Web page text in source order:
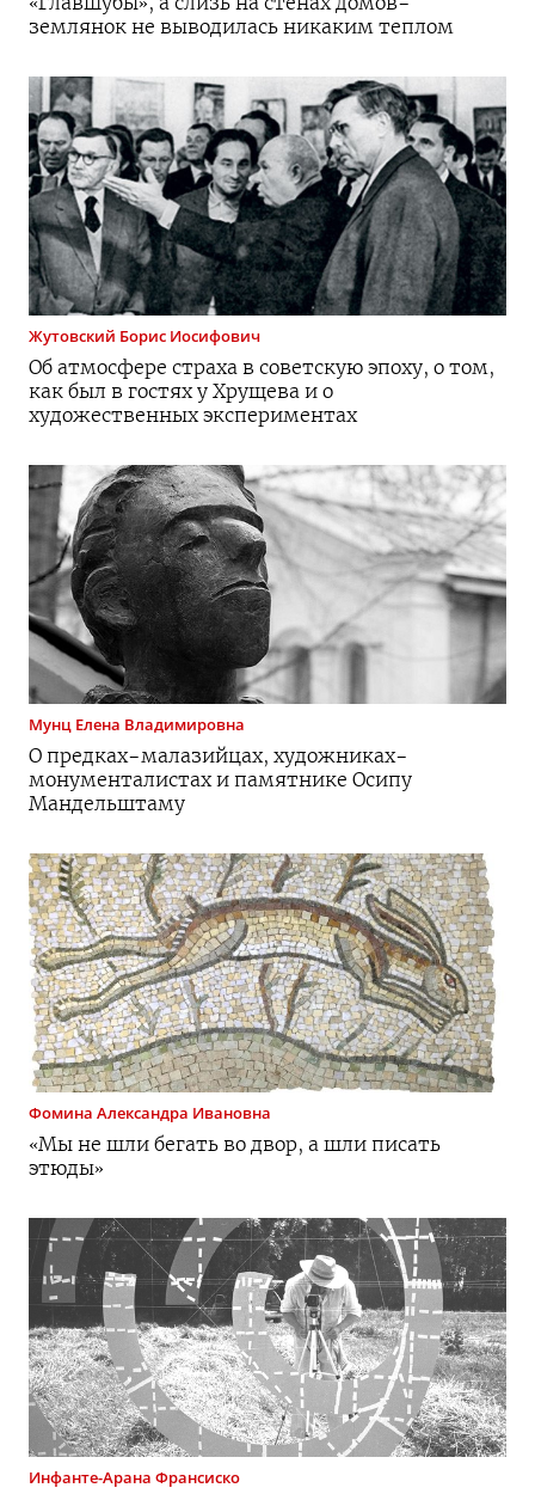
землянок не выводилась никаким теплом
Жутовский Борис Иосифович
Об атмосфере страха в советскую эпоху, о том,
как был в гостях у Хрущева и о
художественных экспериментах
Мунц Елена Владимировна
О предках-малазийцах, художниках-
монументалистах и памятнике Осипу
Мандельштаму
Фомина Александра Ивановна
«Мы не шли бегать во двор, а шли писать
этюды»
Инфанте-Арана Франсиско